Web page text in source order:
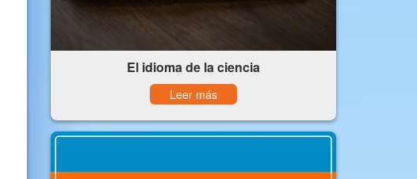
El idioma de la ciencia
Leer más